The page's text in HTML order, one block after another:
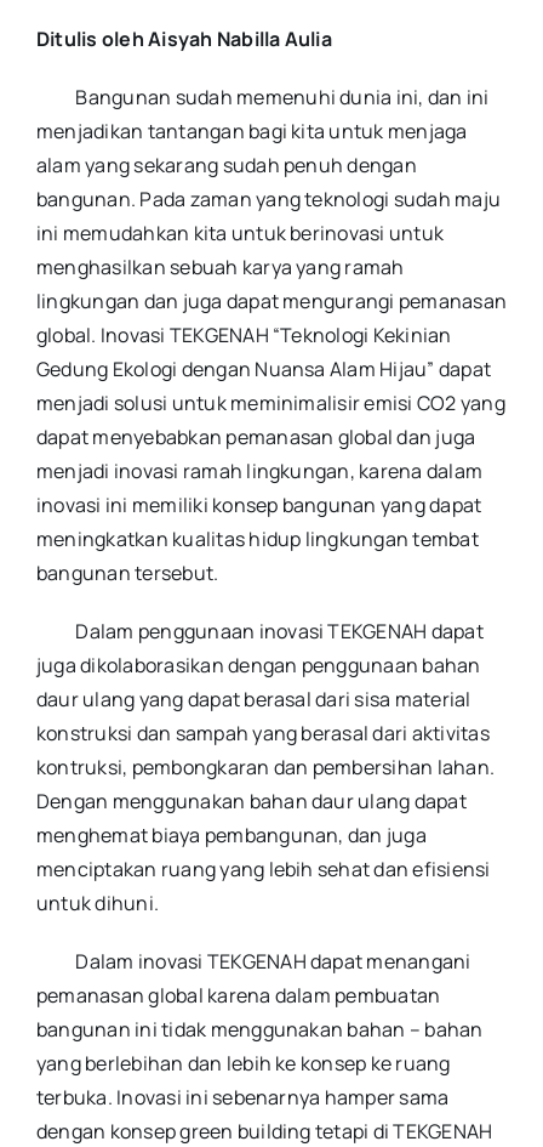
Ditulis oleh Aisyah Nabilla Aulia
Bangunan sudah memenuhi dunia ini, dan ini
menjadikan tantangan bagi kita untuk menjaga
alam yang sekarang sudah penuh dengan
bangunan. Pada zaman yang teknologi sudah maju
ini memudahkan kita untuk berinovasi untuk
menghasilkan sebuah karya yang ramah
lingkungan dan juga dapat mengurangi pemanasan
global. Inovasi TEKGENAH “Teknologi Kekinian
Gedung Ekologi dengan Nuansa Alam Hijau” dapat
menjadi solusi untuk meminimalisir emisi CO2 yang
dapat menyebabkan pemanasan global dan juga
menjadi inovasi ramah lingkungan, karena dalam
inovasi ini memiliki konsep bangunan yang dapat
meningkatkan kualitas hidup lingkungan tembat
bangunan tersebut.
Dalam penggunaan inovasi TEKGENAH dapat
juga dikolaborasikan dengan penggunaan bahan
daur ulang yang dapat berasal dari sisa material
konstruksi dan sampah yang berasal dari aktivitas
kontruksi, pembongkaran dan pembersihan lahan.
Dengan menggunakan bahan daur ulang dapat
menghemat biaya pembangunan, dan juga
menciptakan ruang yang lebih sehat dan efisiensi
untuk dihuni.
Dalam inovasi TEKGENAH dapat menangani
pemanasan global karena dalam pembuatan
bangunan ini tidak menggunakan bahan – bahan
yang berlebihan dan lebih ke konsep ke ruang
terbuka. Inovasi ini sebenarnya hamper sama
dengan konsep green building tetapi di TEKGENAH